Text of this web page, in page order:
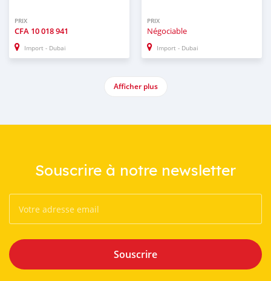
PRIX
CFA 10 018 941
Import - Dubai
PRIX
Négociable
Import - Dubai
Afficher plus
Souscrire à notre newsletter
Souscrire